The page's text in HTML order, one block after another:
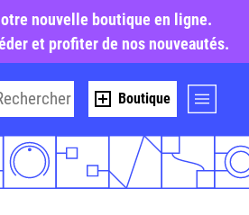
nouvelle boutique en ligne.
et profiter de nos nouveautés.
Boutique